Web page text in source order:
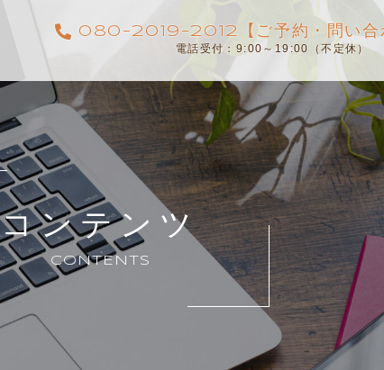
080-2019-2012【ご予約・問い合
電話受付：9:00～19:00（不定休）
コンテンツ
CONTENTS